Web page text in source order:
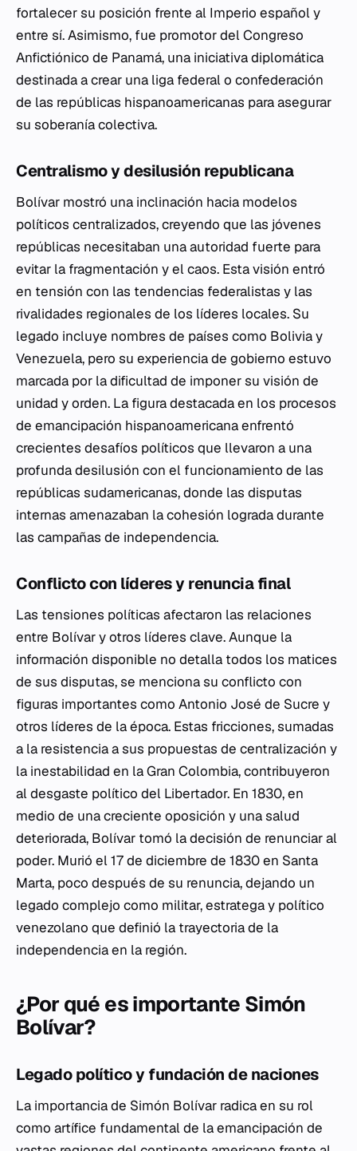
fortalecer su posición frente al Imperio español y
entre sí. Asimismo, fue promotor del Congreso
Anfictiónico de Panamá, una iniciativa diplomática
destinada a crear una liga federal o confederación
de las repúblicas hispanoamericanas para asegurar
su soberanía colectiva.
Centralismo y desilusión republicana
Bolívar mostró una inclinación hacia modelos
políticos centralizados, creyendo que las jóvenes
repúblicas necesitaban una autoridad fuerte para
evitar la fragmentación y el caos. Esta visión entró
en tensión con las tendencias federalistas y las
rivalidades regionales de los líderes locales. Su
legado incluye nombres de países como Bolivia y
Venezuela, pero su experiencia de gobierno estuvo
marcada por la dificultad de imponer su visión de
unidad y orden. La figura destacada en los procesos
de emancipación hispanoamericana enfrentó
crecientes desafíos políticos que llevaron a una
profunda desilusión con el funcionamiento de las
repúblicas sudamericanas, donde las disputas
internas amenazaban la cohesión lograda durante
las campañas de independencia.
Conflicto con líderes y renuncia final
Las tensiones políticas afectaron las relaciones
entre Bolívar y otros líderes clave. Aunque la
información disponible no detalla todos los matices
de sus disputas, se menciona su conflicto con
figuras importantes como Antonio José de Sucre y
otros líderes de la época. Estas fricciones, sumadas
a la resistencia a sus propuestas de centralización y
la inestabilidad en la Gran Colombia, contribuyeron
al desgaste político del Libertador. En 1830, en
medio de una creciente oposición y una salud
deteriorada, Bolívar tomó la decisión de renunciar al
poder. Murió el 17 de diciembre de 1830 en Santa
Marta, poco después de su renuncia, dejando un
legado complejo como militar, estratega y político
venezolano que definió la trayectoria de la
independencia en la región.
¿Por qué es importante Simón
Bolívar?
Legado político y fundación de naciones
La importancia de Simón Bolívar radica en su rol
como artífice fundamental de la emancipación de